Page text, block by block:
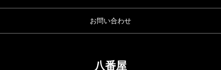
お問い合わせ
八番屋